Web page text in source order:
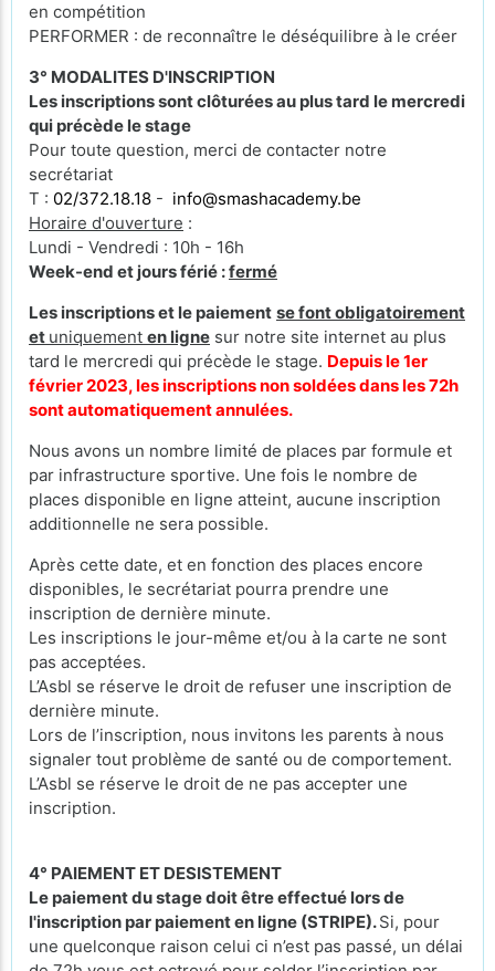
en compétition
PERFORMER : de reconnaître le déséquilibre à le créer
3° MODALITES D'INSCRIPTION
Les inscriptions sont clôturées au plus tard le mercredi
qui précède le stage
Pour toute question, merci de contacter notre
secrétariat
T : 02/372.18.18 - info@smashacademy.be
Horaire d'ouverture :
Lundi - Vendredi : 10h - 16h
Week-end et jours férié :fermé
Les inscriptions et le paiement se font obligatoirement
et uniquement en ligne sur notre site internet au plus
tard le mercredi qui précède le stage. Depuis le 1er
février 2023, les inscriptions non soldées dans les 72h
sont automatiquement annulées.
Nous avons un nombre limité de places par formule et
par infrastructure sportive. Une fois le nombre de
places disponible en ligne atteint, aucune inscription
additionnelle ne sera possible.
Après cette date, et en fonction des places encore
disponibles, le secrétariat pourra prendre une
inscription de dernière minute.
Les inscriptions le jour-même et/ou à la carte ne sont
pas acceptées.
L’Asbl se réserve le droit de refuser une inscription de
dernière minute.
Lors de l’inscription, nous invitons les parents à nous
signaler tout problème de santé ou de comportement.
L’Asbl se réserve le droit de ne pas accepter une
inscription.
4° PAIEMENT ET DESISTEMENT
Le paiement du stage doit être effectué lors de
l'inscription par paiement en ligne (STRIPE).Si, pour
une quelconque raison celui ci n’est pas passé, un délai